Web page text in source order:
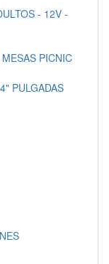
- 12V -
PICNIC
PULGADAS